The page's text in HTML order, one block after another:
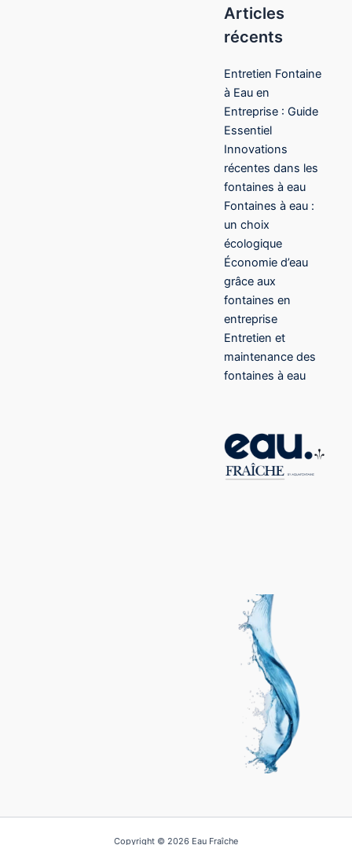
Articles
récents
Entretien Fontaine
à Eau en
Entreprise : Guide
Essentiel
Innovations
récentes dans les
fontaines à eau
Fontaines à eau :
un choix
écologique
Économie d’eau
grâce aux
fontaines en
entreprise
Entretien et
maintenance des
fontaines à eau
Copyright © 2026 Eau Fraîche